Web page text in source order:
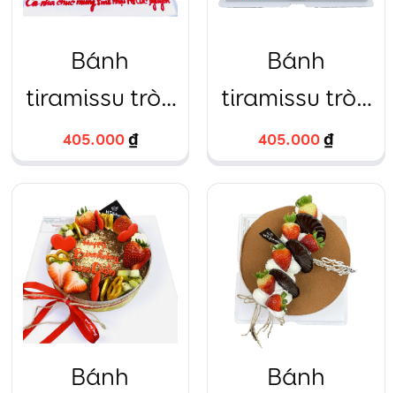
Bánh
tiramissu tròn
trang trí dâu
tây
405.000₫
Bánh
tiramissu tròn
trang trí dâu
tây
405.000₫
Bánh
Bánh